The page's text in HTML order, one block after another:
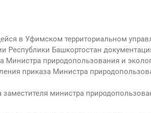
в Уфимском территориальном
Республики Башкортостан
Министра природопользования и
приказа Министра
министра